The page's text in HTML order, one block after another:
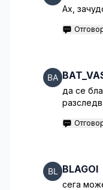
Ах,
да се
BLAGOI
сега